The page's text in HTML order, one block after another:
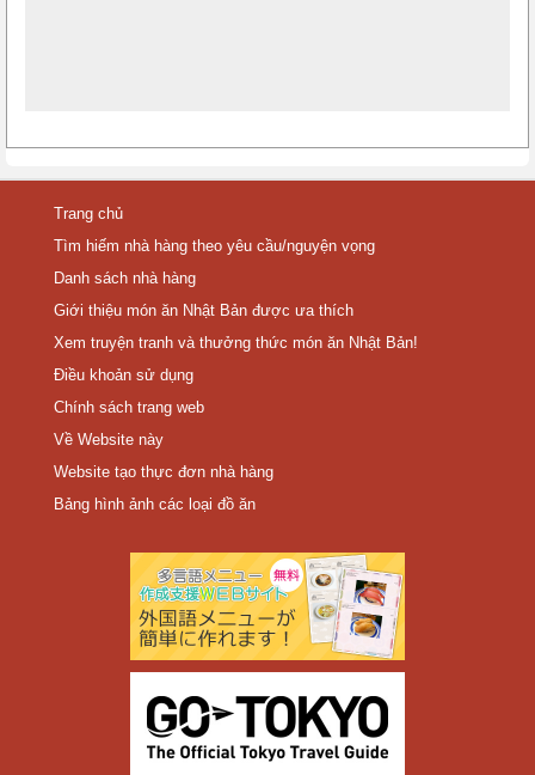
Trang chủ
Tìm hiếm nhà hàng theo yêu cầu/nguyện vọng
Danh sách nhà hàng
Giới thiệu món ăn Nhật Bản được ưa thích
Xem truyện tranh và thưởng thức món ăn Nhật Bản!
Điều khoản sử dụng
Chính sách trang web
Về Website này
Website tạo thực đơn nhà hàng
Bảng hình ảnh các loại đồ ăn